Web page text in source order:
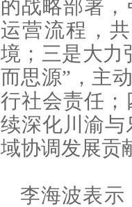
的战略部署
运营流程，
境；三是大力
而思源”，主
行社会责任
续深化川渝
域协调发展贡
李海波表示